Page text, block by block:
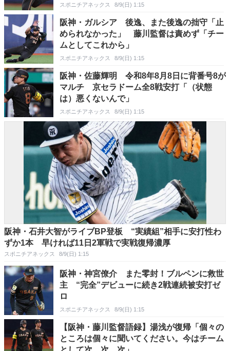
スポニチアネックス 8/9(日) 1:15
阪神・ガルシア 後逸、また後逸の拙守「止
められなかった」 藤川監督は責めず「チー
ムとしてこれから」
スポニチアネックス 8/9(日) 1:15
阪神・佐藤輝明 令和8年8月8日に背番号8が
マルチ 京セラドーム全8戦安打「（状態
は）悪くないんで」
スポニチアネックス 8/9(日) 1:15
阪神・石井大智がライブBP登板 “実績組”相手に安打性わ
ずか1本 早ければ11日2軍戦で実戦復帰濃厚
スポニチアネックス 8/9(日) 1:15
阪神・神宮僚介 また零封！ブルペンに救世
主 “完全”デビューに続き2戦連続被安打ゼ
ロ
スポニチアネックス 8/9(日) 1:15
【阪神・藤川監督語録】湯浅が復帰「個々の
ところは個々に聞いてください。今はチーム